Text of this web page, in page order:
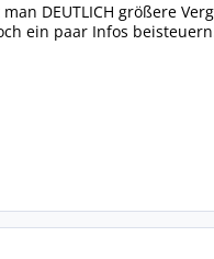
DEUTLICH größere
ein paar Infos